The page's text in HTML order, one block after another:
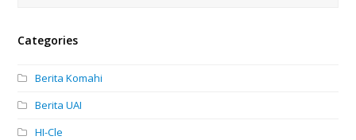
Categories
Berita Komahi
Berita UAI
HI-Cle